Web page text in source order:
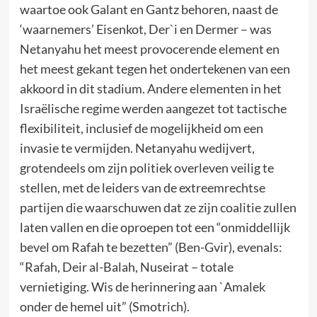
waartoe ook Galant en Gantz behoren, naast de
‘waarnemers’ Eisenkot, Der`i en Dermer – was
Netanyahu het meest provocerende element en
het meest gekant tegen het ondertekenen van een
akkoord in dit stadium. Andere elementen in het
Israëlische regime werden aangezet tot tactische
flexibiliteit, inclusief de mogelijkheid om een
invasie te vermijden. Netanyahu wedijvert,
grotendeels om zijn politiek overleven veilig te
stellen, met de leiders van de extreemrechtse
partijen die waarschuwen dat ze zijn coalitie zullen
laten vallen en die oproepen tot een “onmiddellijk
bevel om Rafah te bezetten” (Ben-Gvir), evenals:
“Rafah, Deir al-Balah, Nuseirat – totale
vernietiging. Wis de herinnering aan `Amalek
onder de hemel uit” (Smotrich).